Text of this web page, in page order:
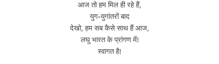
आज तो हम मिल ही रहे हैं,
युग-युगांतरों बाद
देखो, हम सब कैसे साथ हैं आज,
लघु भारत के प्रांगण में!
स्वागत है!